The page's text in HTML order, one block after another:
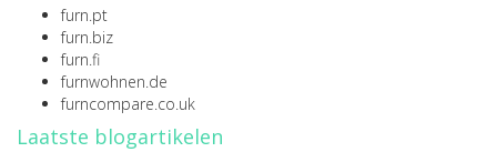
furn.pt
furn.biz
furn.fi
furnwohnen.de
furncompare.co.uk
Laatste blogartikelen